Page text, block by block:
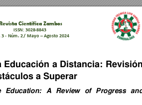
Revista Científica Zambos
ISSN: 3028-8843
3 - Núm. 2 / Mayo – Agosto 2024
Educación a Distancia: Revisión
a Superar
Education: A Review of Progress